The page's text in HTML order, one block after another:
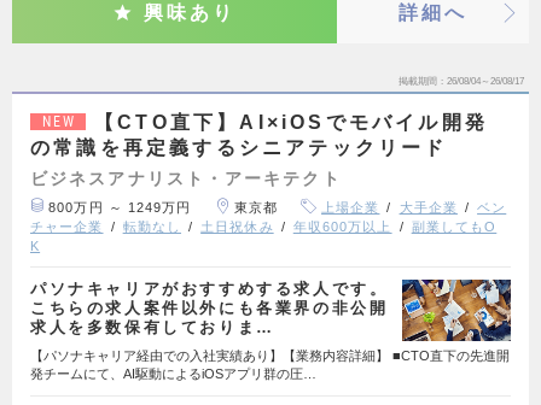
興味あり 詳細へ
掲載期間 26/08/04～26/08/17
NEW
【CTO直下】AI×iOSでモバイル開発
の常識を再定義するシニアテックリード
ビジネスアナリスト・アーキテクト
800万円 ～ 1249万円 東京都 上場企業 大手企業
ベン
チャー企業
転勤なし 土日祝休み 年収600万以上
副業してもO
K
パソナキャリアがおすすめする求人です。
こちらの求人案件以外にも各業界の非公開
求人を多数保有しておりま…
【パソナキャリア経由での入社実績あり】【業務内容詳細】 ■CTO直下の先進開
発チームにて、AI駆動によるiOSアプリ群の圧…